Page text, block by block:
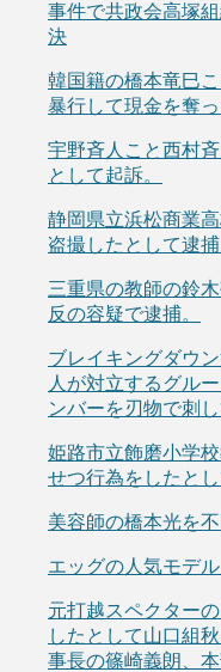
事件で共政会高塚
決
韓国籍の橋本竜巳
暴行して現金を奪っ
宇野斉人こと西村
として起訴。
静岡県立浜松商業
盗撮したとして逮捕
三重県の教師の鈴
反の容疑で逮捕。
ブレイキングダウ
人が対立するグル
ンバーを刃物で刺
姫路市立飾磨小学
せつ行為をしたとし
美容師の橋本光を
エッグの人気モデ
元打越スペクター
したとして山口組
事長の篠崎義朗、